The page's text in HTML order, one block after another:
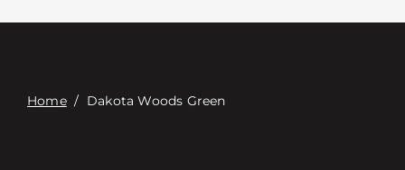
Home/ Dakota Woods Green